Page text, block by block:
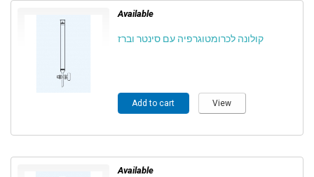
Available
קולונה לכרומטוגרפיה עם סינטר וברז
Add to cart View
Available